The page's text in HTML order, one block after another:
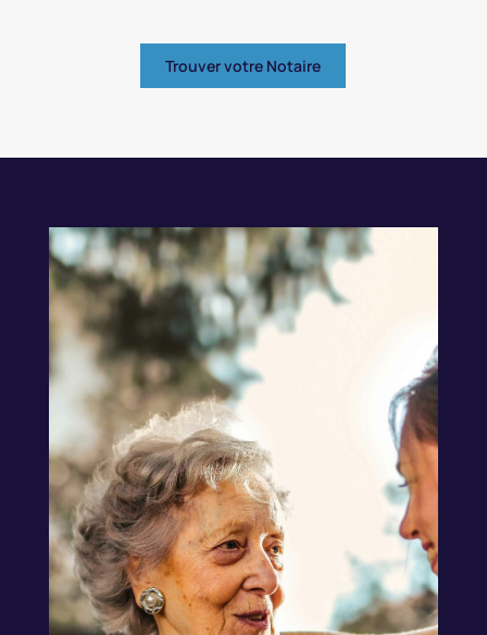
Trouver votre Notaire